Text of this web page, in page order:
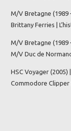
M/V Bretagne (1989
Brittany Ferries |
M/V Bretagne (1989
M/V Duc de
HSC Voyager (2005)
Commodore Clipper